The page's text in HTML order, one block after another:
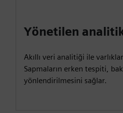
Yönetilen
Akıllı veri analitiği ile
Sapmaların erken tespiti,
yönlendirilmesini sağlar.